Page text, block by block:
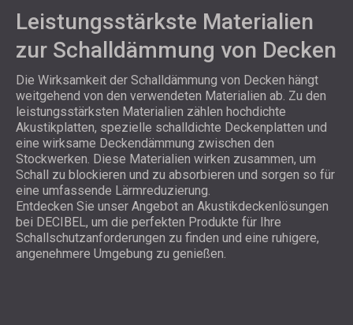
Leistungsstärkste Materialien
zur Schalldämmung von Decken
Die Wirksamkeit der Schalldämmung von Decken hängt
weitgehend von den verwendeten Materialien ab. Zu den
leistungsstärksten Materialien zählen hochdichte
Akustikplatten, spezielle schalldichte Deckenplatten und
eine wirksame Deckendämmung zwischen den
Stockwerken. Diese Materialien wirken zusammen, um
Schall zu blockieren und zu absorbieren und sorgen so für
eine umfassende Lärmreduzierung.
Entdecken Sie unser Angebot an Akustikdeckenlösungen
bei DECIBEL, um die perfekten Produkte für Ihre
Schallschutzanforderungen zu finden und eine ruhigere,
angenehmere Umgebung zu genießen.